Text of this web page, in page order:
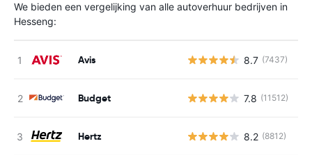
We bieden een vergelijking van alle autoverhuur bedrijven in
Hesseng:
Avis 8.7 (7437)
Budget 7.8 (11512)
Hertz 8.2 (8812)